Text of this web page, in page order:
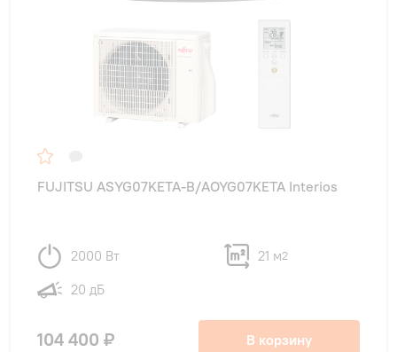
FUJITSU ASYG07KETA-B/AOYG07KETA Interios
2000 Вт 21 м2
20 дБ
104 400 ₽ В корзину